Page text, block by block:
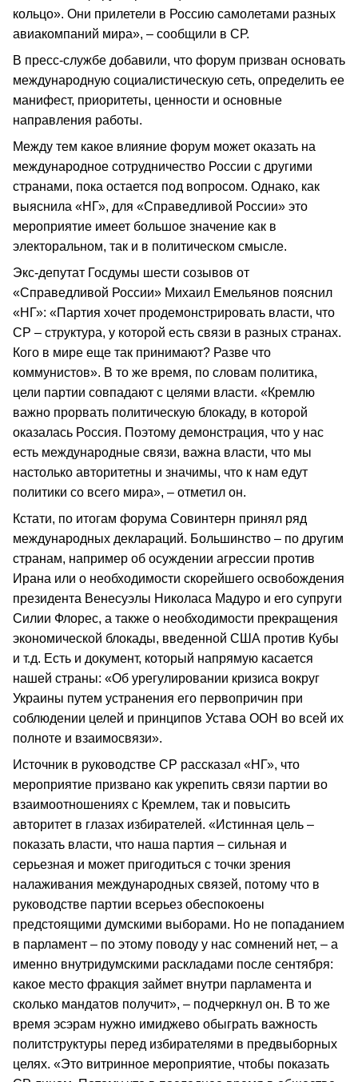
кольцо». Они прилетели в Россию самолетами разных
авиакомпаний мира», – сообщили в СР.
В пресс-службе добавили, что форум призван основать
международную социалистическую сеть, определить ее
манифест, приоритеты, ценности и основные
направления работы.
Между тем какое влияние форум может оказать на
международное сотрудничество России с другими
странами, пока остается под вопросом. Однако, как
выяснила «НГ», для «Справедливой России» это
мероприятие имеет большое значение как в
электоральном, так и в политическом смысле.
Экс-депутат Госдумы шести созывов от
«Справедливой России» Михаил Емельянов пояснил
«НГ»: «Партия хочет продемонстрировать власти, что
СР – структура, у которой есть связи в разных странах.
Кого в мире еще так принимают? Разве что
коммунистов». В то же время, по словам политика,
цели партии совпадают с целями власти. «Кремлю
важно прорвать политическую блокаду, в которой
оказалась Россия. Поэтому демонстрация, что у нас
есть международные связи, важна власти, что мы
настолько авторитетны и значимы, что к нам едут
политики со всего мира», – отметил он.
Кстати, по итогам форума Совинтерн принял ряд
международных деклараций. Большинство – по другим
странам, например об осуждении агрессии против
Ирана или о необходимости скорейшего освобождения
президента Венесуэлы Николаса Мадуро и его супруги
Силии Флорес, а также о необходимости прекращения
экономической блокады, введенной США против Кубы
и т.д. Есть и документ, который напрямую касается
нашей страны: «Об урегулировании кризиса вокруг
Украины путем устранения его первопричин при
соблюдении целей и принципов Устава ООН во всей их
полноте и взаимосвязи».
Источник в руководстве СР рассказал «НГ», что
мероприятие призвано как укрепить связи партии во
взаимоотношениях с Кремлем, так и повысить
авторитет в глазах избирателей. «Истинная цель –
показать власти, что наша партия – сильная и
серьезная и может пригодиться с точки зрения
налаживания международных связей, потому что в
руководстве партии всерьез обеспокоены
предстоящими думскими выборами. Но не попаданием
в парламент – по этому поводу у нас сомнений нет, – а
именно внутридумскими раскладами после сентября:
какое место фракция займет внутри парламента и
сколько мандатов получит», – подчеркнул он. В то же
время эсэрам нужно имиджево обыграть важность
политструктуры перед избирателями в предвыборных
целях. «Это витринное мероприятие, чтобы показать